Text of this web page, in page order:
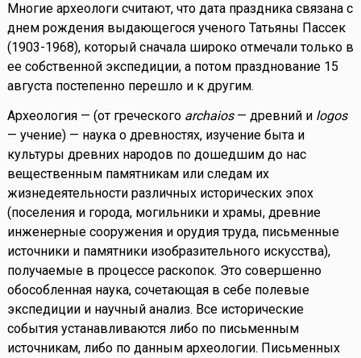
Многие археологи считают, что дата праздника связана с
днем рождения выдающегося ученого Татьяны Пассек
(1903-1968), который сначала широко отмечали только в
ее собственной экспедиции, а потом празднование 15
августа постепенно перешло и к другим.
Археология — (от греческого archaios— древний и logos
— учение) — наука о древностях, изучение быта и
культуры древних народов по дошедшим до нас
вещественным памятникам или следам их
жизнедеятельности различных исторических эпох
(поселения и города, могильники и храмы, древние
инженерные сооружения и орудия труда, письменные
источники и памятники изобразительного искусства),
получаемые в процессе раскопок. Это совершенно
обособленная наука, сочетающая в себе полевые
экспедиции и научный анализ. Все исторические
события устанавливаются либо по письменным
источникам, либо по данным археологии. Письменных